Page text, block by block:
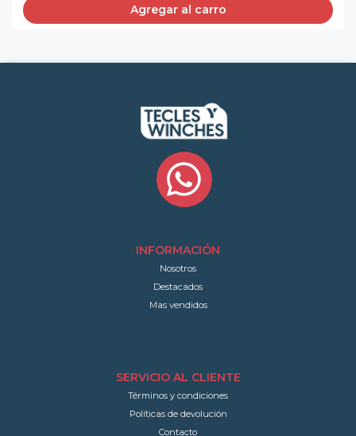
Agregar al carro
INFORMACIÓN
Nosotros
Destacados
Mas vendidos
SERVICIO AL CLIENTE
Términos y condiciones
Políticas de devolución
Contacto